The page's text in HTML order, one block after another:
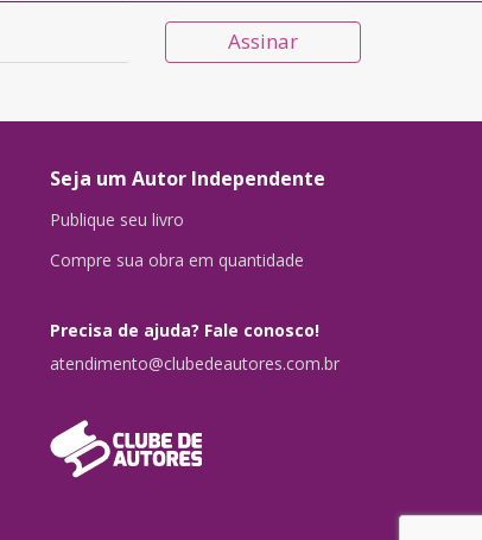
Assinar
Seja um Autor Independente
Publique seu livro
Compre sua obra em quantidade
Precisa de ajuda? Fale conosco!
atendimento@clubedeautores.com.br